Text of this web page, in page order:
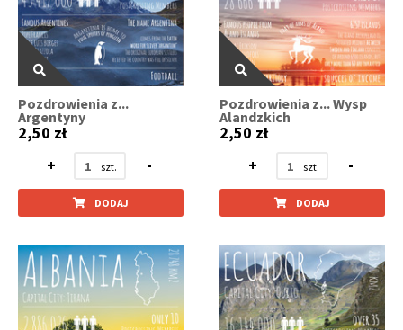
Pozdrowienia z...
Argentyny
2,50 zł
+
-
DODAJ
Pozdrowienia z... Wysp
Alandzkich
2,50 zł
+
-
DODAJ